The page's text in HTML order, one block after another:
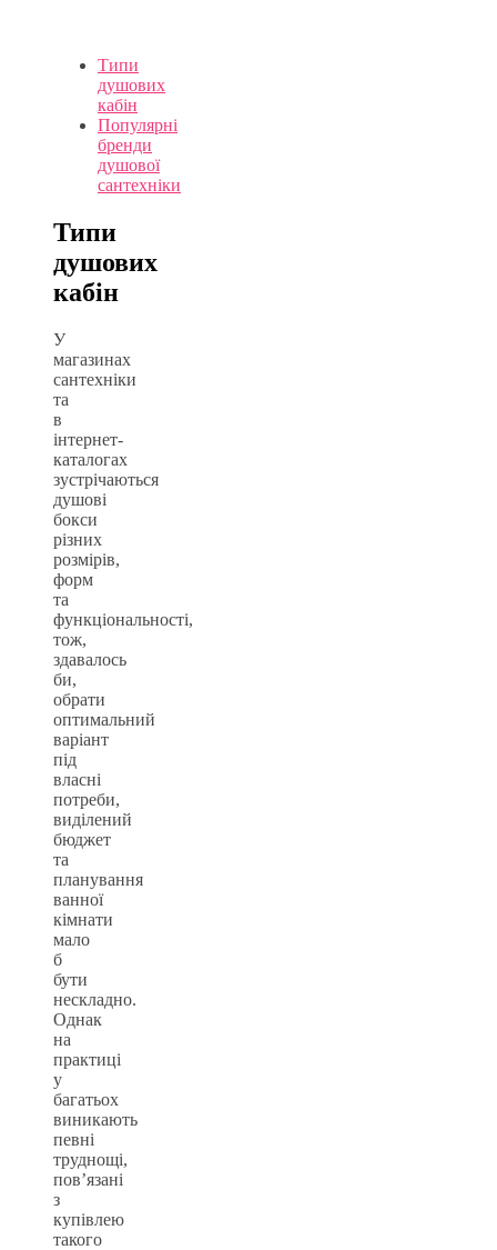
Типи
душових
кабін
Популярні
бренди
душової
сантехніки
Типи
душових
кабін
У
магазинах
сантехніки
та
в
інтернет-
каталогах
зустрічаються
душові
бокси
різних
розмірів,
форм
та
функціональності,
тож,
здавалось
би,
обрати
оптимальний
варіант
під
власні
потреби,
виділений
бюджет
та
планування
ванної
кімнати
мало
б
бути
нескладно.
Однак
на
практиці
у
багатьох
виникають
певні
труднощі,
пов’язані
з
купівлею
такого